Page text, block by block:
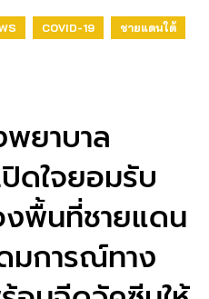
COVID-19 ชายแดนใต้
พยาบาล
ปิดใจยอมรับ
พื้นที่ชายแดน
มการณ์ทาง